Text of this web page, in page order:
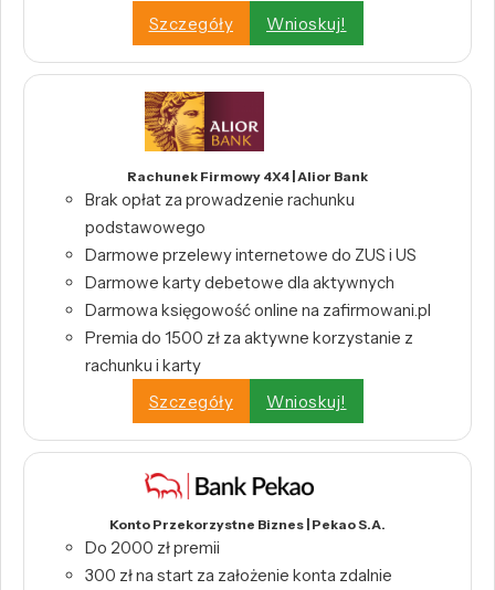
Szczegóły
Wnioskuj!
Rachunek Firmowy 4X4 | Alior Bank
Brak opłat za prowadzenie rachunku
podstawowego
Darmowe przelewy internetowe do ZUS i US
Darmowe karty debetowe dla aktywnych
Darmowa księgowość online na zafirmowani.pl
Premia do 1500 zł za aktywne korzystanie z
rachunku i karty
Szczegóły
Wnioskuj!
Konto Przekorzystne Biznes | Pekao S.A.
Do 2000 zł premii
300 zł na start za założenie konta zdalnie